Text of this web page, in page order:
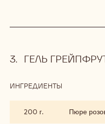
ГЕЛЬ
ИНГРЕДИЕНТЫ
РОЗЕ
200 г. Пюре